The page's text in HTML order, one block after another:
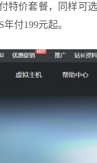
特价套餐，同样可
付199元起。